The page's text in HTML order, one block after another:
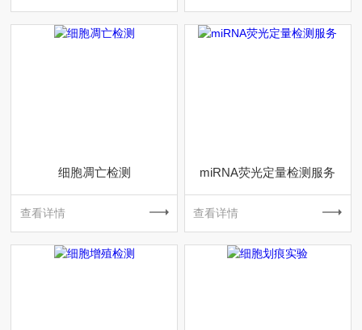
细胞凋亡检测
查看详情
miRNA荧光定量检测服务
查看详情